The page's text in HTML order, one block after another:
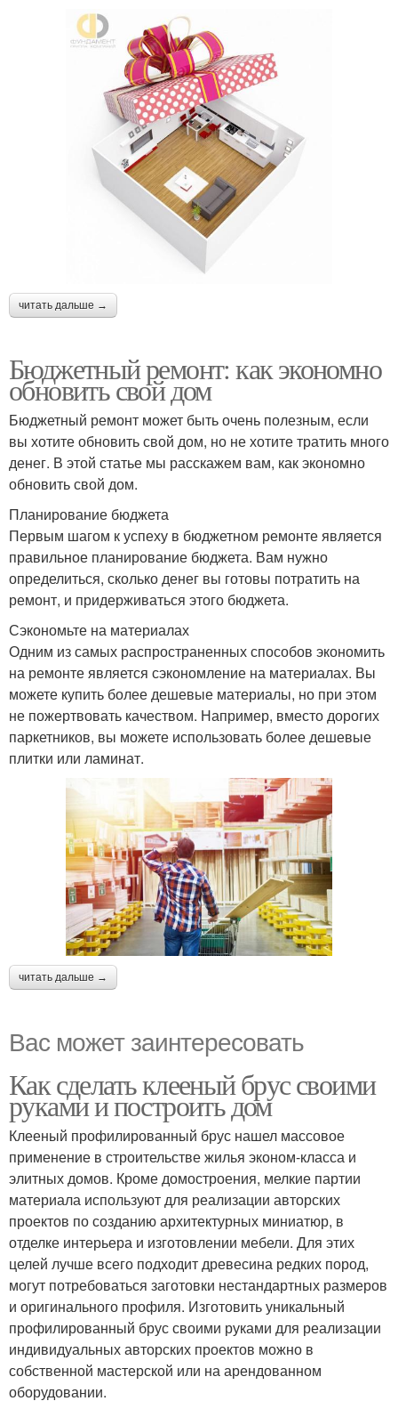
читать дальше →
Бюджетный ремонт: как экономно
обновить свой дом
Бюджетный ремонт может быть очень полезным, если
вы хотите обновить свой дом, но не хотите тратить много
денег. В этой статье мы расскажем вам, как экономно
обновить свой дом.
Планирование бюджета
Первым шагом к успеху в бюджетном ремонте является
правильное планирование бюджета. Вам нужно
определиться, сколько денег вы готовы потратить на
ремонт, и придерживаться этого бюджета.
Сэкономьте на материалах
Одним из самых распространенных способов экономить
на ремонте является сэкономление на материалах. Вы
можете купить более дешевые материалы, но при этом
не пожертвовать качеством. Например, вместо дорогих
паркетников, вы можете использовать более дешевые
плитки или ламинат.
читать дальше →
Вас может заинтересовать
Как сделать клееный брус своими
руками и построить дом
Клееный профилированный брус нашел массовое
применение в строительстве жилья эконом-класса и
элитных домов. Кроме домостроения, мелкие партии
материала используют для реализации авторских
проектов по созданию архитектурных миниатюр, в
отделке интерьера и изготовлении мебели. Для этих
целей лучше всего подходит древесина редких пород,
могут потребоваться заготовки нестандартных размеров
и оригинального профиля. Изготовить уникальный
профилированный брус своими руками для реализации
индивидуальных авторских проектов можно в
собственной мастерской или на арендованном
оборудовании.